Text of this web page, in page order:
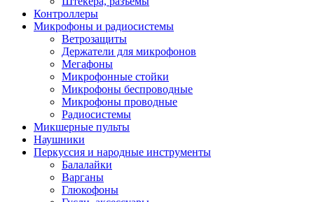
Контроллеры
Микрофоны и радиосистемы
Ветрозащиты
Держатели для микрофонов
Мегафоны
Микрофонные стойки
Микрофоны беспроводные
Микрофоны проводные
Радиосистемы
Микшерные пульты
Наушники
Перкуссия и народные инструменты
Балалайки
Варганы
Глюкофоны